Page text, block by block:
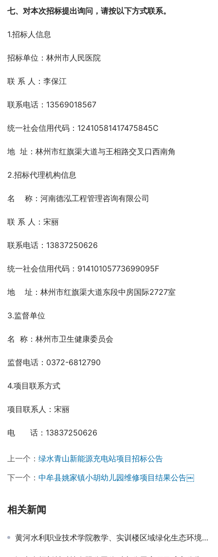
七、对本次招标提出询问，请按以下方式联系。
1.招标人信息
招标单位：林州市人民医院
联 系 人：李保江
联系电话：13569018567
统一社会信用代码：12410581417475845C
地  址：林州市红旗渠大道与王相路交叉口西南角
2.招标代理机构信息
名    称：河南德泓工程管理咨询有限公司
联 系 人：宋丽
联系电话：13837250626
统一社会信用代码：91410105773699095F
地    址：林州市红旗渠大道东段中房国际2727室
3.监督单位
名  称：林州市卫生健康委员会
监督电话：0372-6812790
4.项目联系方式
项目联系人：宋丽
电　   话：13837250626
上一个： 绿水青山新能源充电站项目招标公告
下一个： 中牟县姚家镇小胡幼儿园维修项目结果公告￼
相关新闻
黄河水利职业技术学院教学、实训楼区域绿化生态环境提升改造项目—教学实训区域绿化养护管理竞争性磋商公告￼